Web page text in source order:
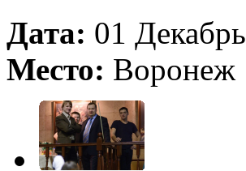
Дата: 01 Декабрь
Место: Воронеж